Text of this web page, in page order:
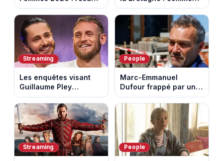
vidéo de la 7e étape
avec l'ascension du
Mont Ventoux
les Bretons ont
défendu leur culture
au fil des décennies
Streaming
Les enquêtes visant
Guillaume Pley
poussent Ragnar Le
Breton à quitter la
tournée Legend
People
Marc-Emmanuel
Dufour frappé par un
terrible incendie : son
chalet part en fumée
Streaming People